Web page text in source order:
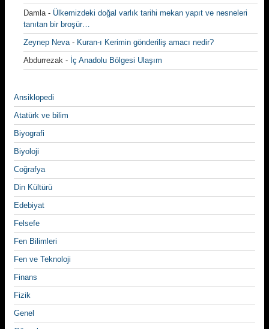
Damla- Ülkemizdeki doğal varlık tarihi mekan yapıt ve nesneleri
tanıtan bir broşür…
Zeynep Neva- Kuran-ı Kerimin gönderiliş amacı nedir?
Abdurrezak - İç Anadolu Bölgesi Ulaşım
Ansiklopedi
Atatürk ve bilim
Biyografi
Biyoloji
Coğrafya
Din Kültürü
Edebiyat
Felsefe
Fen Bilimleri
Fen ve Teknoloji
Finans
Fizik
Genel